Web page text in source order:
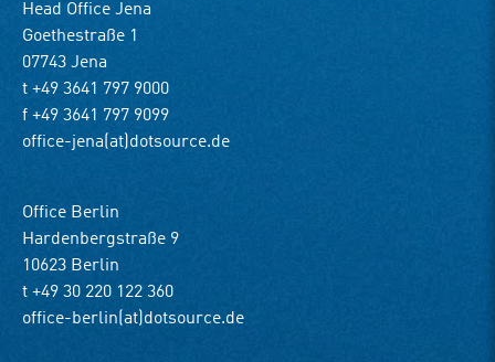
Head Office Jena
Goethestraße 1
07743 Jena
t +49 3641 797 9000
f +49 3641 797 9099
office-jena(at)dotsource.de
Office Berlin
Hardenbergstraße 9
10623 Berlin
t +49 30 220 122 360
office-berlin(at)dotsource.de